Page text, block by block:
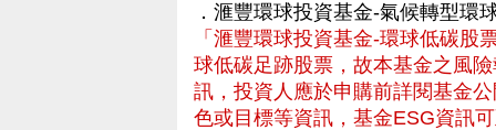
．滙豐環球投資基金-氣候轉型環
「滙豐環球投資基金-環球低碳股
球低碳足跡股票，故本基金之風
訊，投資人應於申購前詳閱基金
色或目標等資訊，基金ESG資訊